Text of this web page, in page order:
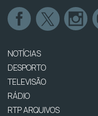
NOTÍCIAS
DESPORTO
TELEVISÃO
RÁDIO
RTP ARQUIVOS